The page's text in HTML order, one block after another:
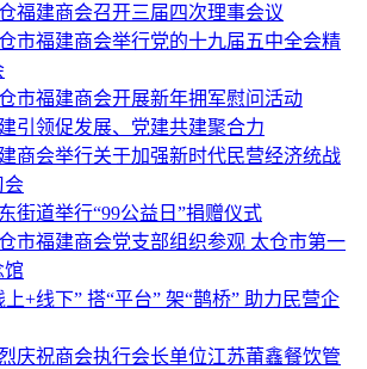
福建商会召开三届四次理事会议
市福建商会举行党的十九届五中全会精
市福建商会开展新年拥军慰问活动
引领促发展、党建共建聚合力
商会举行关于加强新时代民营经济统战
会
街道举行“99公益日”捐赠仪式
市福建商会党支部组织参观 太仓市第一
馆
上+线下” 搭“平台” 架“鹊桥” 助力民营企
庆祝商会执行会长单位江苏莆鑫餐饮管